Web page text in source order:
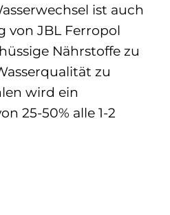
ist auch
von JBL Ferropol
Nährstoffe zu
zu
wird ein
25-50% alle 1-2